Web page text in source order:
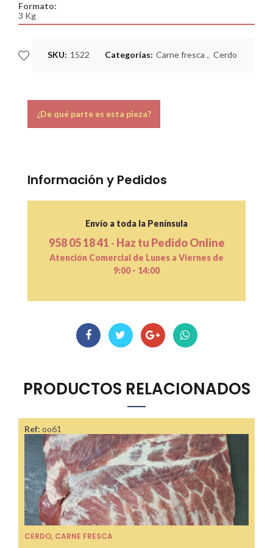
Formato:
3 Kg
SKU: 1522 Categorías: Carne fresca , Cerdo
¿De qué parte es esta pieza?
Información y Pedidos
Envío a toda la Península
958 05 18 41 - Haz tu Pedido Online
Atención Comercial de Lunes a Viernes de
9:00 - 14:00
PRODUCTOS RELACIONADOS
Ref: oo61
CERDO, CARNE FRESCA